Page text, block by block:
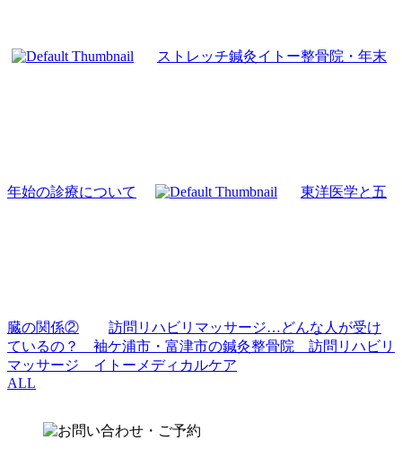
ストレッチ鍼灸イトー整骨院・年末
年始の診療について 東洋医学と五
臓の関係②
訪問リハビリマッサージ…どんな人が受け
ているの？ 袖ケ浦市・富津市の鍼灸整骨院 訪問リハビリ
マッサージ イトーメディカルケア
ALL